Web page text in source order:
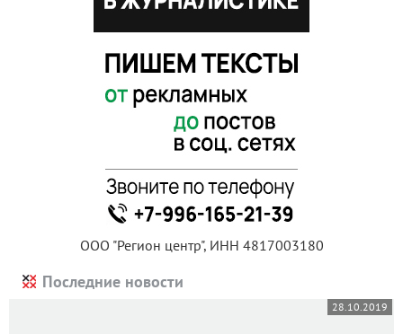
ООО "Регион центр", ИНН 4817003180
Последние новости
28.10.2019